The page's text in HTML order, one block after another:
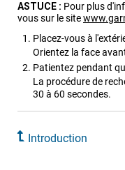
ASTUCE : Pour plus
vous sur le site
Placez-vous à
Orientez la face
Patientez pendant
La procédure de
30 à 60 secondes.
Introduction